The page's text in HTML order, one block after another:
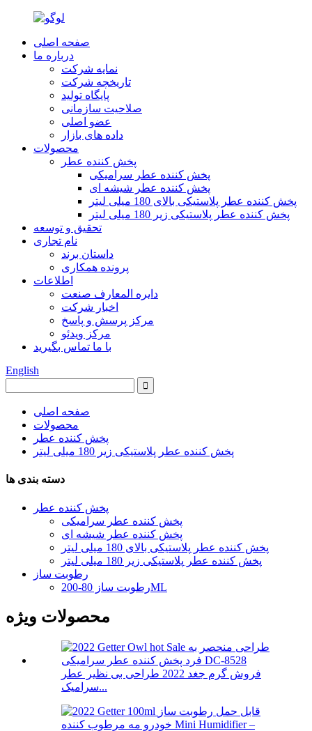
صفحه اصلی
درباره ما
نمایه شرکت
تاریخچه شرکت
پایگاه تولید
صلاحیت سازمانی
عضو اصلی
داده های بازار
محصولات
پخش کننده عطر
پخش کننده عطر سرامیکی
پخش کننده عطر شیشه ای
پخش کننده عطر پلاستیکی بالای 180 میلی لیتر
پخش کننده عطر پلاستیکی زیر 180 میلی لیتر
تحقیق و توسعه
نام تجاری
داستان برند
پرونده همکاری
اطلاعات
دایره المعارف صنعت
اخبار شرکت
مرکز پرسش و پاسخ
مرکز ویدئو
با ما تماس بگیرید
English
صفحه اصلی
محصولات
پخش کننده عطر
پخش کننده عطر پلاستیکی زیر 180 میلی لیتر
دسته بندی ها
پخش کننده عطر
پخش کننده عطر سرامیکی
پخش کننده عطر شیشه ای
پخش کننده عطر پلاستیکی بالای 180 میلی لیتر
پخش کننده عطر پلاستیکی زیر 180 میلی لیتر
رطوبت ساز
رطوبت ساز 80-200ML
محصولات ویژه
فروش گرم جغد 2022 طراحی بی نظیر عطر
سرامیک...